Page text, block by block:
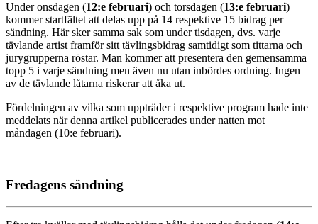
Under onsdagen (12:e februari) och torsdagen (13:e februari)
kommer startfältet att delas upp på 14 respektive 15 bidrag per
sändning. Här sker samma sak som under tisdagen, dvs. varje
tävlande artist framför sitt tävlingsbidrag samtidigt som tittarna och
jurygrupperna röstar. Man kommer att presentera den gemensamma
topp 5 i varje sändning men även nu utan inbördes ordning. Ingen
av de tävlande låtarna riskerar att åka ut.
Fördelningen av vilka som uppträder i respektive program hade inte
meddelats när denna artikel publicerades under natten mot
måndagen (10:e februari).
Fredagens sändning